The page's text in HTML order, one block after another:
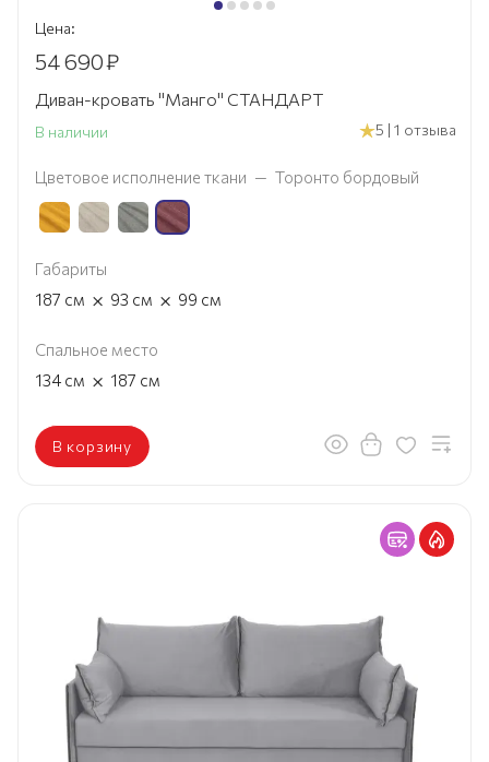
Цена:
54 690₽
Диван-кровать "Манго" СТАНДАРТ
В наличии 5 | 1 отзыва
Цветовое исполнение ткани — Торонто бордовый
Габариты
187 см × 93 см × 99 см
Спальное место
134 см × 187 см
В корзину